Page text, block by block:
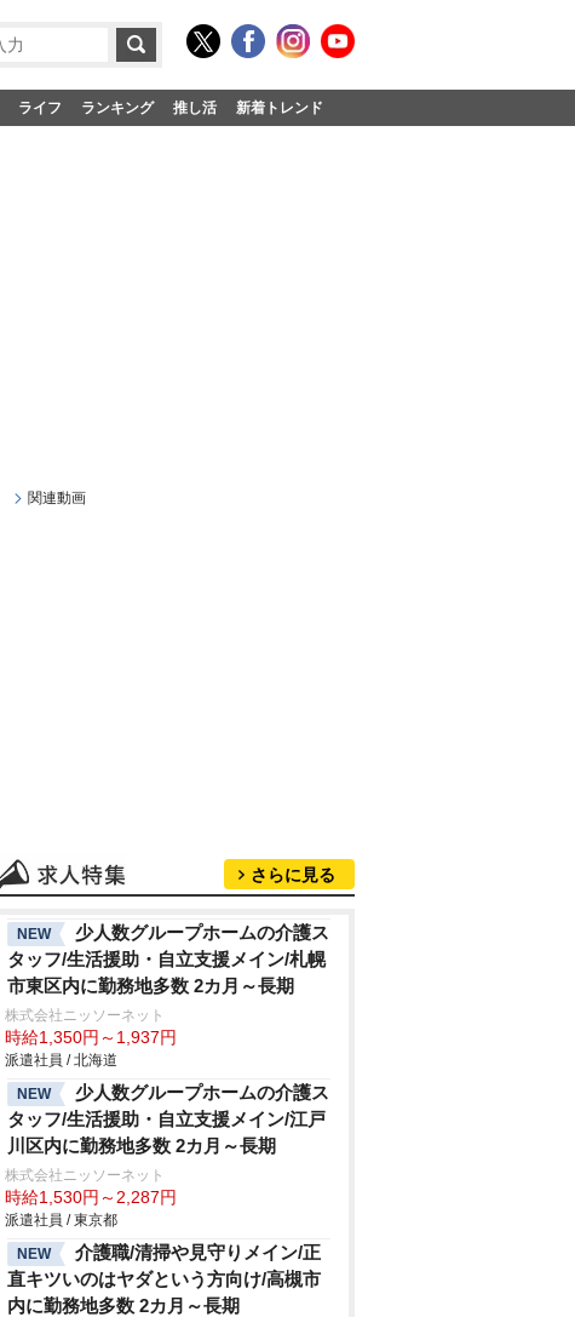
ライフ ランキング 推し活 新着トレンド
関連動画
さらに見る
NEW
少人数グループホームの介護ス
タッフ/生活援助・自立支援メイン/札幌
市東区内に勤務地多数 2カ月～長期
株式会社ニッソーネット
時給1,350円～1,937円
派遣社員 / 北海道
NEW
少人数グループホームの介護ス
タッフ/生活援助・自立支援メイン/江戸
川区内に勤務地多数 2カ月～長期
株式会社ニッソーネット
時給1,530円～2,287円
派遣社員 / 東京都
NEW
介護職/清掃や見守りメイン/正
直キツいのはヤダという方向け/高槻市
内に勤務地多数 2カ月～長期